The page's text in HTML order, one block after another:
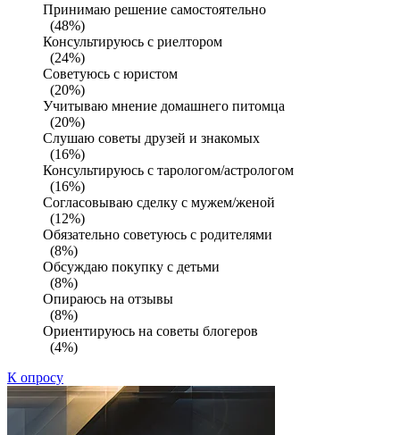
Принимаю решение самостоятельно
(48%)
Консультируюсь с риелтором
(24%)
Советуюсь с юристом
(20%)
Учитываю мнение домашнего питомца
(20%)
Слушаю советы друзей и знакомых
(16%)
Консультируюсь с тарологом/астрологом
(16%)
Согласовываю сделку с мужем/женой
(12%)
Обязательно советуюсь с родителями
(8%)
Обсуждаю покупку с детьми
(8%)
Опираюсь на отзывы
(8%)
Ориентируюсь на советы блогеров
(4%)
К опросу